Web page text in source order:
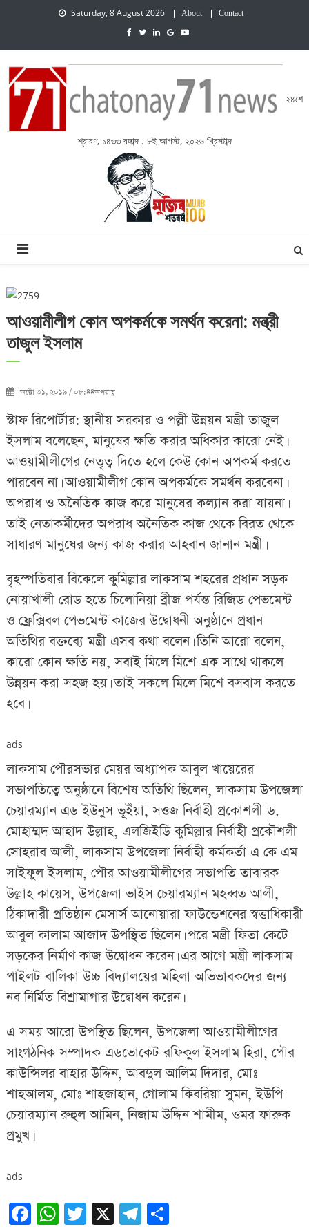
Saturday, 8 August 2026 About Contact
২৪শে
শ্রাবণ, ১৪৩৩ বঙ্গাব্দ . ৮ই আগস্ট, ২০২৬ খ্রিস্টাব্দ
আওয়ামীলীগ কোন অপকর্মকে সমর্থন করেনা: মন্ত্রী
তাজুল ইসলাম
অক্টো ৩১, ২০১৯ / ০৮:৪৪অপরাহ্ণ
স্টাফ রিপোর্টার: স্থানীয় সরকার ও পল্লী উন্নয়ন মন্ত্রী তাজুল
ইসলাম বলেছেন, মানুষের ক্ষতি করার অধিকার কারো নেই।
আওয়ামীলীগের নেতৃত্ব দিতে হলে কেউ কোন অপকর্ম করতে
পারবেন না। আওয়ামীলীগ কোন অপকর্মকে সমর্থন করবেনা।
অপরাধ ও অনৈতিক কাজ করে মানুষের কল্যান করা যায়না।
তাই নেতাকর্মীদের অপরাধ অনৈতিক কাজ থেকে বিরত থেকে
সাধারণ মানুষের জন্য কাজ করার আহবান জানান মন্ত্রী।
বৃহস্পতিবার বিকেলে কুমিল্লার লাকসাম শহরের প্রধান সড়ক
নোয়াখালী রোড হতে চিলোনিয়া ব্রীজ পর্যন্ত রিজিড পেভমেন্ট
ও ফ্রেক্সিবল পেভমেন্ট কাজের উদ্বোধনী অনুষ্ঠানে প্রধান
অতিথির বক্তব্যে মন্ত্রী এসব কথা বলেন। তিনি আরো বলেন,
কারো কোন ক্ষতি নয়, সবাই মিলে মিশে এক সাথে থাকলে
উন্নয়ন করা সহজ হয়। তাই সকলে মিলে মিশে বসবাস করতে
হবে।
ads
লাকসাম পৌরসভার মেয়র অধ্যাপক আবুল খায়েরের
সভাপতিত্বে অনুষ্ঠানে বিশেষ অতিথি ছিলেন, লাকসাম উপজেলা
চেয়ারম্যান এড ইউনুস ভূইঁয়া, সওজ নির্বাহী প্রকোশলী ড.
মোহাম্মদ আহাদ উল্লাহ, এলজিইডি কুমিল্লার নির্বাহী প্রকৌশলী
সোহরাব আলী, লাকসাম উপজেলা নির্বাহী কর্মকর্তা এ কে এম
সাইফুল ইসলাম, পৌর আওয়ামীলীগের সভাপতি তাবারক
উল্লাহ কায়েস, উপজেলা ভাইস চেয়ারম্যান মহব্বত আলী,
ঠিকাদারী প্রতিষ্ঠান মেসার্স আনোয়ারা ফাউন্ডেশনের স্বত্তাধিকারী
আবুল কালাম আজাদ উপস্থিত ছিলেন। পরে মন্ত্রী ফিতা কেটে
সড়কের নির্মাণ কাজ উদ্বোধন করেন। এর আগে মন্ত্রী লাকসাম
পাইলট বালিকা উচ্চ বিদ্যালয়ের মহিলা অভিভাবকদের জন্য
নব নির্মিত বিশ্রামাগার উদ্বোধন করেন।
এ সময় আরো উপস্থিত ছিলেন, উপজেলা আওয়ামীলীগের
সাংগঠনিক সম্পাদক এডভোকেট রফিকুল ইসলাম হিরা, পৌর
কাউন্সিলর বাহার উদ্দিন, আবদুল আলিম দিদার, মোঃ
শাহআলম, মোঃ শাহজাহান, গোলাম কিবরিয়া সুমন, ইউপি
চেয়ারম্যান রুহুল আমিন, নিজাম উদ্দিন শামীম, ওমর ফারুক
প্রমুখ।
ads
Facebook
WhatsApp
Twitter
X Telegram
Share